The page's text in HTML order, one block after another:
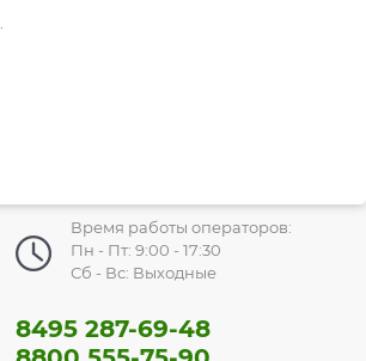
Время работы операторов:
Пн - Пт: 9:00 - 17:30
Сб - Вс: Выходные
8495 287-69-48